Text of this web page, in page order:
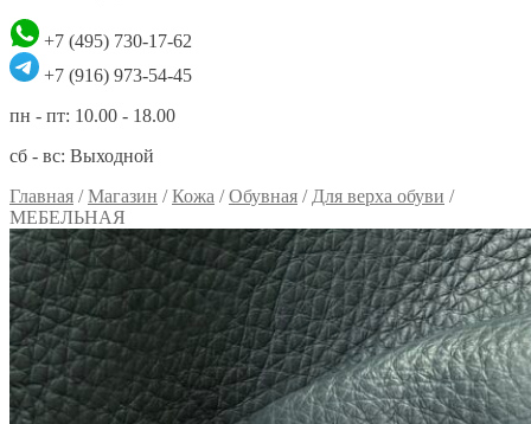
+7 (495) 730-17-62
+7 (916) 973-54-45
пн - пт: 10.00 - 18.00
сб - вс: Выходной
Главная /Магазин /Кожа /Обувная / Для верха обуви /
МЕБЕЛЬНАЯ